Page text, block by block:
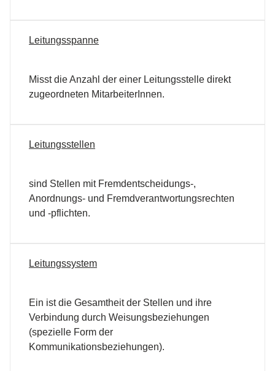
Leitungsspanne
Misst die Anzahl der einer Leitungsstelle direkt
zugeordneten MitarbeiterInnen.
Leitungsstellen
sind Stellen mit Fremdentscheidungs-,
Anordnungs- und Fremdverantwortungsrechten
und -pflichten.
Leitungssystem
Ein ist die Gesamtheit der Stellen und ihre
Verbindung durch Weisungsbeziehungen
(spezielle Form der
Kommunikationsbeziehungen).